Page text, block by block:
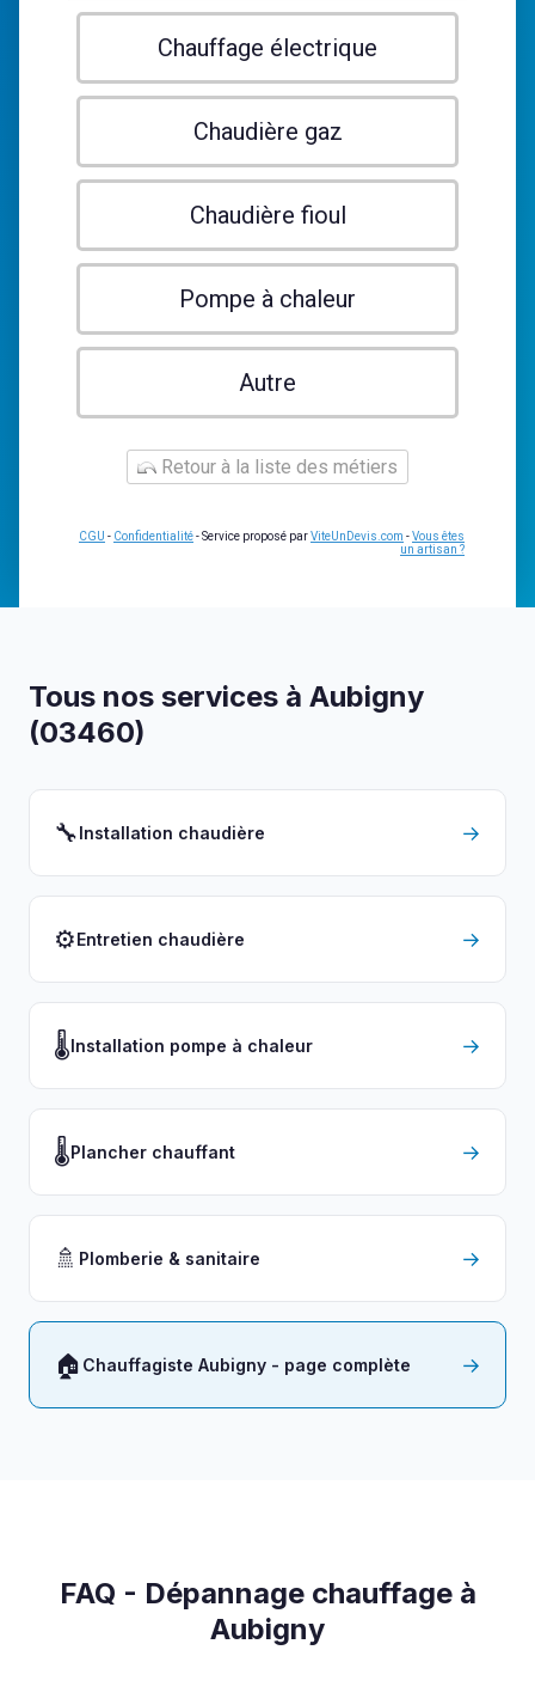
Chauffage électrique
Chaudière gaz
Chaudière fioul
Pompe à chaleur
Autre
Retour à la liste des métiers
CGU - Confidentialité- Service proposé parViteUnDevis.com -Vous êtes
un artisan ?
Tous nos services à Aubigny
(03460)
🔧Installation chaudière →
⚙️Entretien chaudière →
🌡️Installation pompe à chaleur →
🌡️Plancher chauffant →
🚿 Plomberie & sanitaire →
🏠 Chauffagiste Aubigny - page complète →
FAQ - Dépannage chauffage à
Aubigny